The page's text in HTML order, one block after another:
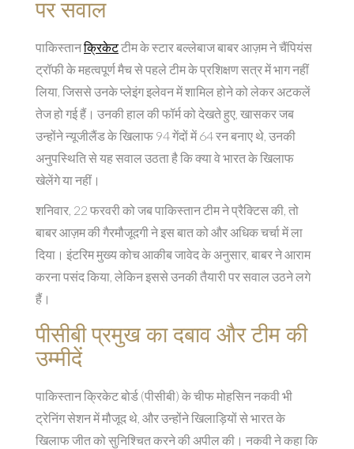
पर सवाल
पाकिस्तानक्रिकेटटीम के स्टार बल्लेबाज बाबर आज़म ने चैंपियंस
ट्रॉफी के महत्वपूर्ण मैच से पहले टीम के प्रशिक्षण सत्र में भाग नहीं
लिया, जिससे उनके प्लेइंग इलेवन में शामिल होने को लेकर अटकलें
तेज हो गई हैं। उनकी हाल की फॉर्म को देखते हुए, खासकर जब
उन्होंने न्यूजीलैंड के खिलाफ 94 गेंदों में 64 रन बनाए थे, उनकी
अनुपस्थिति से यह सवाल उठता है कि क्या वे भारत के खिलाफ
खेलेंगे या नहीं।
शनिवार, 22 फरवरी को जब पाकिस्तान टीम ने प्रैक्टिस की, तो
बाबर आज़म की गैरमौजूदगी ने इस बात को और अधिक चर्चा में ला
दिया। इंटरिम मुख्य कोच आकीब जावेद के अनुसार, बाबर ने आराम
करना पसंद किया, लेकिन इससे उनकी तैयारी पर सवाल उठने लगे
हैं।
पीसीबी प्रमुख का दबाव और टीम की
उम्मीदें
पाकिस्तान क्रिकेट बोर्ड (पीसीबी) के चीफ मोहसिन नकवी भी
ट्रेनिंग सेशन में मौजूद थे, और उन्होंने खिलाड़ियों से भारत के
खिलाफ जीत को सुनिश्चित करने की अपील की। नकवी ने कहा कि